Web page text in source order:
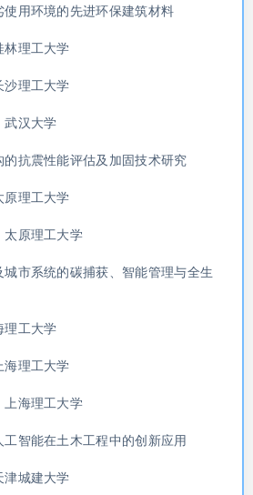
用环境的先进环保建筑材料
林理工大学
沙理工大学
武汉大学
抗震性能评估及加固技术研究
原理工大学
太原理工大学
市系统的碳捕获、智能管理与全生
理工大学
海理工大学
上海理工大学
智能在土木工程中的创新应用
津城建大学